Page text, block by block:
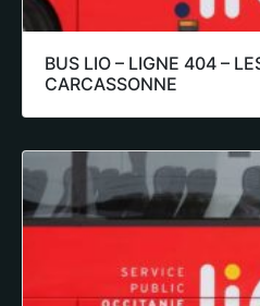
BUS LIO – LIGNE 404 –
CARCASSONNE